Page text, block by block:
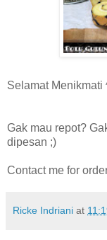
Selamat Menikmati
Gak mau repot?
dipesan ;)
Contact me for
Ricke Indriani at